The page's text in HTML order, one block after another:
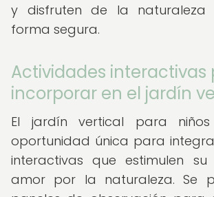
y disfruten de la
forma segura.
Actividades interactivas
incorporar en el jardín
El jardín vertical para
oportunidad única para
interactivas que estimulen
amor por la naturaleza. Se